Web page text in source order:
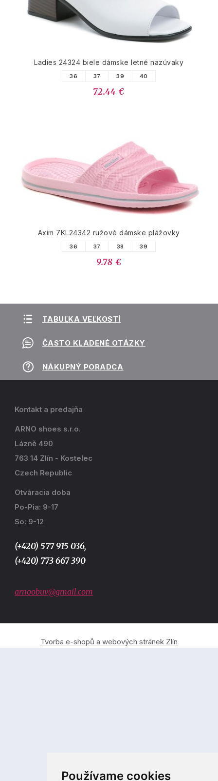
Používame cookies
Ladies 24324 biele dámske letné nazúvaky
36 37 39 40
72.44 €
Axim 7KL24342 ružové dámske plážovky
36 37 38 39
9.78 €
TABUĽKA VEĽKOSTÍ
ČASTO KLADENÉ OTÁZKY
NÁKUPNÝ PORADCA
Kontakt a predajňa
ARNO shoes s.r.o.
Lázně 490
763 14 Zlín - Kostelec
Czech Republic
Otváracia doba
Po-Pia: 9-17
So: 9-12
(+420) 577 915 036,
(+420) 773 667 390
arnoobuv@gmail.com
Tvorba e-shopů a webových stránek Zlín